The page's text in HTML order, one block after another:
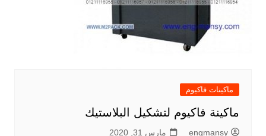
ماكينات فاكيوم
ماكينة فاكيوم لتشكيل البلاستيك
engmansy مارس 31, 2020